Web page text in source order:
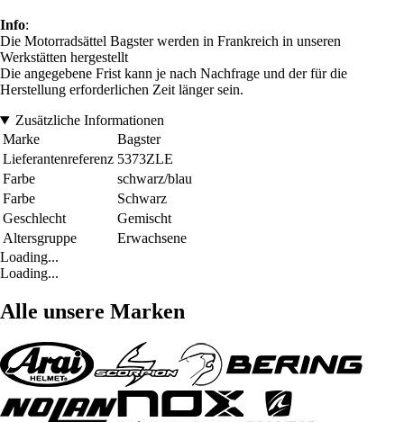
Info:
Die Motorradsättel Bagster werden in Frankreich in unseren
Werkstätten hergestellt
Die angegebene Frist kann je nach Nachfrage und der für die
Herstellung erforderlichen Zeit länger sein.
Zusätzliche Informationen
Marke
Bagster
Lieferantenreferenz 5373ZLE
Farbe
schwarz/blau
Farbe
Schwarz
Geschlecht
Gemischt
Altersgruppe
Erwachsene
Loading...
Loading...
Alle unsere Marken